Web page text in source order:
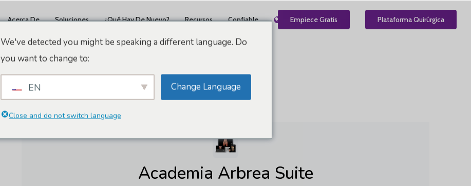
Acerca De Soluciones ¿Qué Hay De Nuevo? Recursos Confiable ES
Empiece Gratis Plataforma Quirúrgica
Inicio
Academia Arbrea Suite
We've detected you might be speaking a different language. Do
you want to change to:
EN Change Language
Close and do not switch language